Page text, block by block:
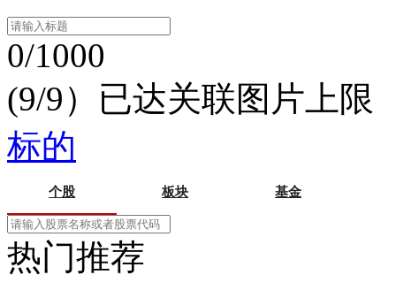
0/1000
(9/9）已达关联图片上限
标的
个股 板块 基金
热门推荐